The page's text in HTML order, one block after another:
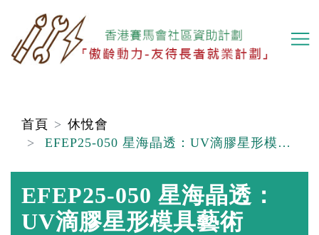
主
內
首頁
休悅會
EFEP25-050 星海晶透：UV滴膠星形模具藝術
EFEP25-050 星海晶透：
UV滴膠星形模具藝術